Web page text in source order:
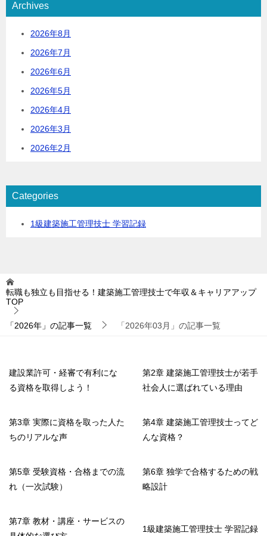
Archives
2026年8月
2026年7月
2026年6月
2026年5月
2026年4月
2026年3月
2026年2月
Categories
1級建築施工管理技士 学習記録
転職も独立も目指せる！建築施工管理技士で年収＆キャリアアップ
TOP
「2026年」の記事一覧 「2026年03月」の記事一覧
建設業許可・経審で有利にな
る資格を取得しよう！
第2章 建築施工管理技士が若手
社会人に選ばれている理由
第3章 実際に資格を取った人た
ちのリアルな声
第4章 建築施工管理技士ってど
んな資格？
第5章 受験資格・合格までの流
れ（一次試験）
第6章 独学で合格するための戦
略設計
第7章 教材・講座・サービスの
1級建築施工管理技士 学習記録